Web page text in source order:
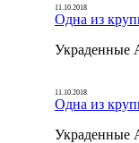
11.10.2018
Одна из
Украденные
11.10.2018
Одна из
Украденные